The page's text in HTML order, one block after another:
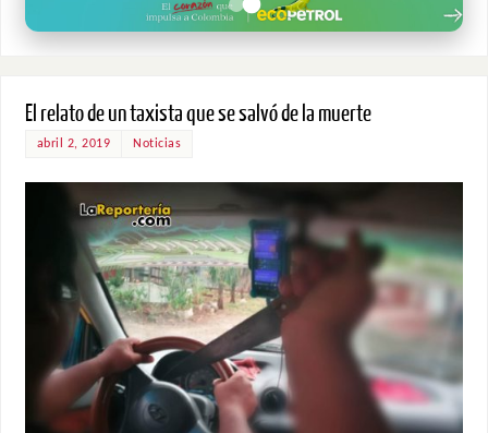
El relato de un taxista que se salvó de la muerte
abril 2, 2019 Noticias